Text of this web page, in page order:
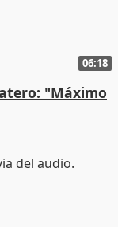
06:18
"Máximo